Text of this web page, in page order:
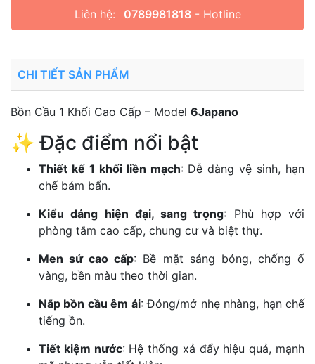
Liên hệ: 0789981818- Hotline
CHI TIẾT SẢN PHẨM
Bồn Cầu 1 Khối Cao Cấp – Model 6Japano
✨ Đặc điểm nổi bật
Thiết kế 1 khối liền mạch: Dễ dàng vệ sinh, hạn
chế bám bẩn.
Kiểu dáng hiện đại, sang trọng: Phù hợp với
phòng tắm cao cấp, chung cư và biệt thự.
Men sứ cao cấp: Bề mặt sáng bóng, chống ố
vàng, bền màu theo thời gian.
Nắp bồn cầu êm ái: Đóng/mở nhẹ nhàng, hạn chế
tiếng ồn.
Tiết kiệm nước: Hệ thống xả đẩy hiệu quả, mạnh